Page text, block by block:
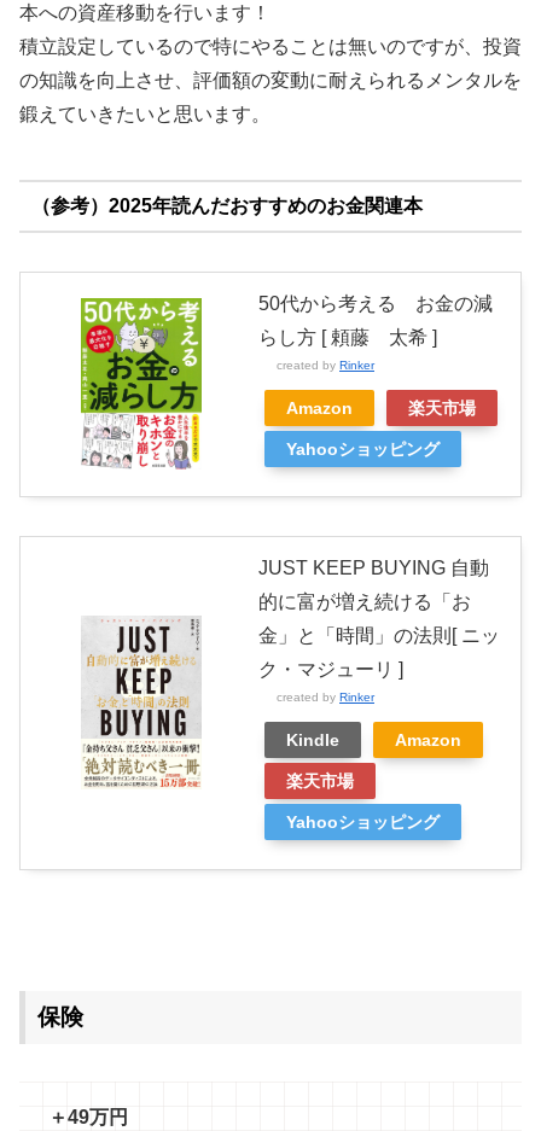
本への資産移動を行います！
積立設定しているので特にやることは無いのですが、投資
の知識を向上させ、評価額の変動に耐えられるメンタルを
鍛えていきたいと思います。
（参考）2025年読んだおすすめのお金関連本
50代から考える お金の減
らし方 [ 頼藤 太希 ]
created by Rinker
Amazon 楽天市場
Yahooショッピング
JUST KEEP BUYING 自動
的に富が増え続ける「お
金」と「時間」の法則[ ニッ
ク・マジューリ ]
created by Rinker
Kindle Amazon
楽天市場
Yahooショッピング
保険
＋49万円